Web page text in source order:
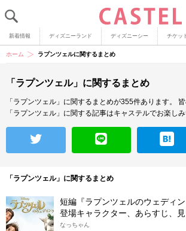
新着情報 ディズニーランド ディズニーシー チケッ
ホーム ラプンツェルに関するまとめ
「ラプンツェル」に関するまとめ
「ラプンツェル」に関するまとめが355件あります。
「ラプンツェル」に関する記事はキャステルでお楽しみ
「ラプンツェル」に関するまとめ
短編『ラプンツェルのウェディ
登場キャラクター、あらすじ、
なっちゃん